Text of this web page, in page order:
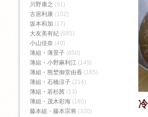
川野康之 (91)
古居利康 (102)
坂本和加 (17)
大友美有紀 (685)
小山佳奈 (40)
薄組・薄景子 (850)
薄組・小野麻利江 (149)
薄組・熊埜御堂由香 (165)
薄組・石橋涼子 (214)
薄組・若杉茜 (13)
薄組・茂木彩海 (165)
藤本組・藤本宗将 (320)